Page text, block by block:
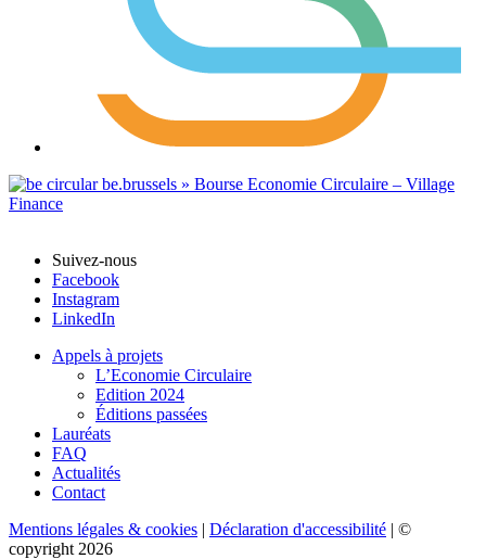
Suivez-nous
Facebook
Instagram
LinkedIn
Appels à projets
L’Economie Circulaire
Edition 2024
Éditions passées
Lauréats
FAQ
Actualités
Contact
Mentions légales & cookies | Déclaration d'accessibilité | ©
copyright 2026